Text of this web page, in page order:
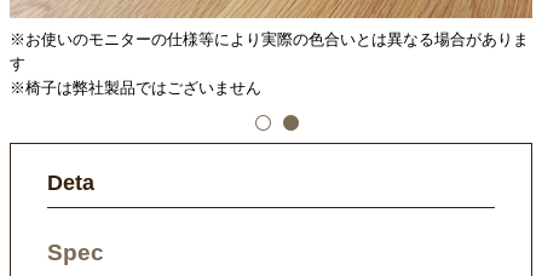
※お使いのモニターの仕様等により実際の色合いとは異なる場合がありま
す
※椅子は弊社製品ではございません
Deta
Spec